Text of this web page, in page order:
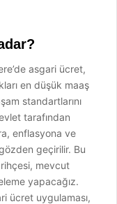
asgari ücret,
en düşük maaş
standartlarını
tarafından
enflasyona ve
geçirilir. Bu
mevcut
yapacağız.
ücret uygulaması,